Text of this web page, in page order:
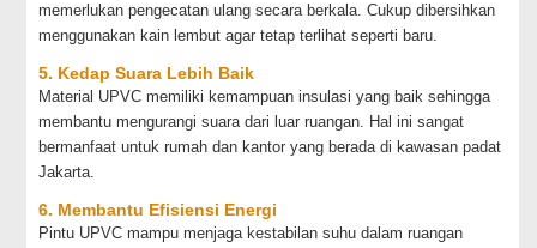
memerlukan pengecatan ulang secara berkala. Cukup dibersihkan
menggunakan kain lembut agar tetap terlihat seperti baru.
5. Kedap Suara Lebih Baik
Material UPVC memiliki kemampuan insulasi yang baik sehingga
membantu mengurangi suara dari luar ruangan. Hal ini sangat
bermanfaat untuk rumah dan kantor yang berada di kawasan padat
Jakarta.
6. Membantu Efisiensi Energi
Pintu UPVC mampu menjaga kestabilan suhu dalam ruangan